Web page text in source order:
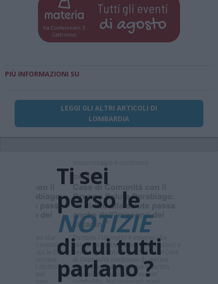
Via Confalonieri, 5
Castronno
Tutti gli eventi
di agosto
PIÙ INFORMAZIONI SU
LEGGI GLI ALTRI ARTICOLI DI
LOMBARDIA
Ti sei
perso le
NOTIZIE
di cui tutti
parlano ?